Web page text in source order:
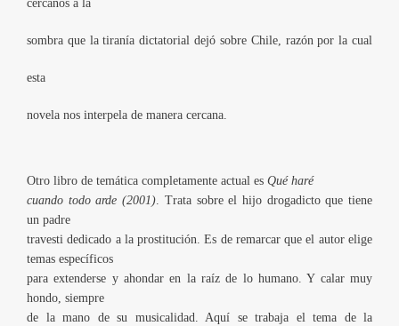
cercanos a la
sombra que la tiranía dictatorial dejó sobre Chile, razón por la cual
esta
novela nos interpela de manera cercana.
Otro libro de temática completamente actual es Qué haré
cuando todo arde (2001). Trata sobre el hijo drogadicto que tiene
un padre
travesti dedicado a la prostitución. Es de remarcar que el autor elige
temas específicos
para extenderse y ahondar en la raíz de lo humano. Y calar muy
hondo, siempre
de la mano de su musicalidad. Aquí se trabaja el tema de la